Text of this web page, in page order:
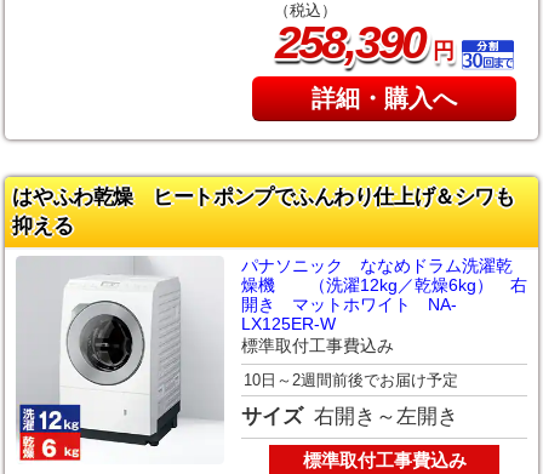
（税込）
258,390円
詳細・購入へ
はやふわ乾燥 ヒートポンプでふんわり仕上げ＆シワも
抑える
パナソニック ななめドラム洗濯乾
燥機 （洗濯12kg／乾燥6kg） 右
開き マットホワイト NA-
LX125ER-W
標準取付工事費込み
10日～2週間前後でお届け予定
サイズ 右開き～左開き
標準取付工事費込み